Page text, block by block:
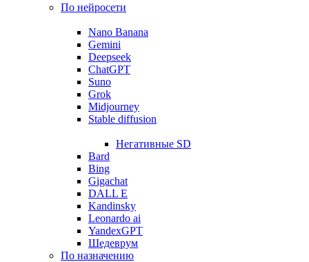
По нейросети
Nano Banana
Gemini
Deepseek
ChatGPT
Suno
Grok
Midjourney
Stable diffusion
Негативные SD
Bard
Bing
Gigachat
DALL E
Kandinsky
Leonardo ai
YandexGPT
Шедеврум
По назначению